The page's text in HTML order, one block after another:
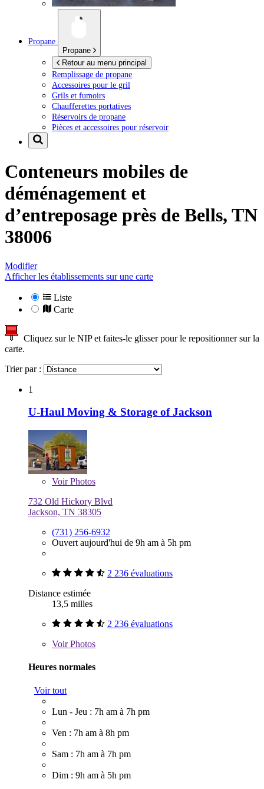
Propane
Propane
Retour au menu principal
Remplissage de propane
Accessoires pour le gril
Grils et fumoirs
Chaufferettes portatives
Réservoirs de propane
Pièces et accessoires pour réservoir
Conteneurs mobiles de
déménagement et
d’entreposage près de Bells, TN
38006
Modifier
Afficher les établissements sur une carte
Liste
Carte
Cliquez sur le NIP et faites-le glisser pour le repositionner sur la
carte.
Trier par :
1
U-Haul Moving & Storage of Jackson
VoirPhotos
732 Old Hickory Blvd
Jackson, TN 38305
(731) 256-6932
Ouvert aujourd'hui de 9h am à 5h pm
2 236 évaluations
Distance estimée
13,5 milles
2 236 évaluations
VoirPhotos
Heures normales
Voir tout
Lun - Jeu : 7h am à 7h pm
Ven : 7h am à 8h pm
Sam : 7h am à 7h pm
Dim : 9h am à 5h pm